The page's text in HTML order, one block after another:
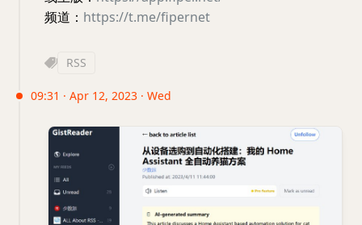
频道： https://t.me/fipernet
RSS
09:31 · Apr 12, 2023 · Wed